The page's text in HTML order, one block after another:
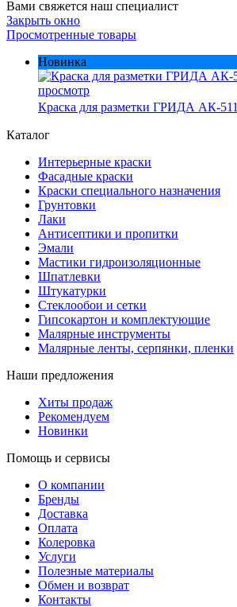
Вами свяжется наш специалист
Закрыть окно
Просмотренные товары
Новинка
просмотр
Краска для разметки ГРИДА АК-511
Каталог
Интерьерные краски
Фасадные краски
Краски специального назначения
Грунтовки
Лаки
Антисептики и пропитки
Эмали
Мастики гидроизоляционные
Шпатлевки
Штукатурки
Стеклообои и сетки
Гипсокартон и комплектующие
Малярные инструменты
Малярные ленты, серпянки, пленки
Наши предложения
Хиты продаж
Рекомендуем
Новинки
Помощь и сервисы
О компании
Бренды
Доставка
Оплата
Колеровка
Услуги
Полезные материалы
Обмен и возврат
Контакты